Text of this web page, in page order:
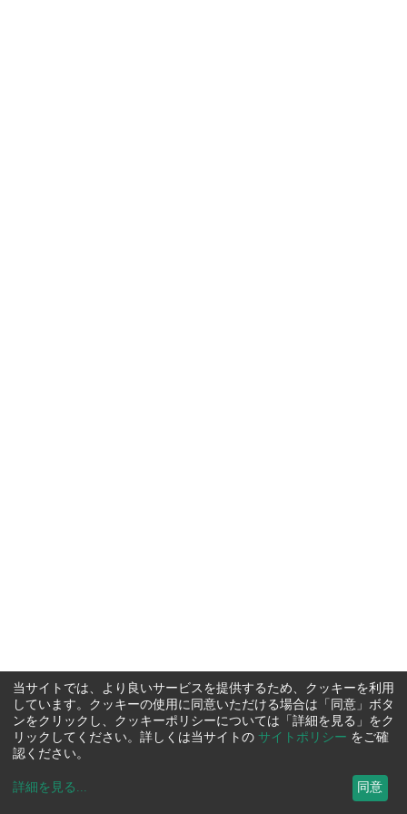
当サイトでは、より良いサービスを提供するため、クッキーを利用
しています。クッキーの使用に同意いただける場合は「同意」ボタ
ンをクリックし、クッキーポリシーについては「詳細を見る」をク
リックしてください。詳しくは当サイトの サイトポリシー をご確
認ください。
詳細を見る ... 同意